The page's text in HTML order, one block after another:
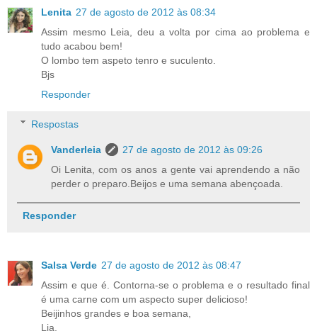
Lenita 27 de agosto de 2012 às 08:34
Assim mesmo Leia, deu a volta por cima ao problema e
tudo acabou bem!
O lombo tem aspeto tenro e suculento.
Bjs
Responder
Respostas
Vanderleia
27 de agosto de 2012 às 09:26
Oi Lenita, com os anos a gente vai aprendendo a não
perder o preparo.Beijos e uma semana abençoada.
Responder
Salsa Verde 27 de agosto de 2012 às 08:47
Assim e que é. Contorna-se o problema e o resultado final
é uma carne com um aspecto super delicioso!
Beijinhos grandes e boa semana,
Lia.